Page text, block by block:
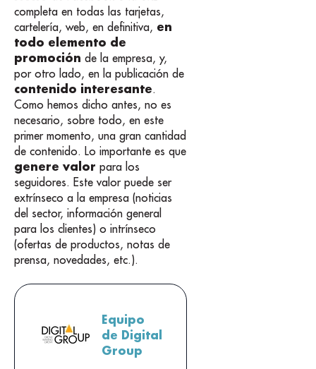
completa en todas las tarjetas,
cartelería, web, en definitiva, en
todo elemento de
promoción de la empresa, y,
por otro lado, en la publicación de
contenido interesante.
Como hemos dicho antes, no es
necesario, sobre todo, en este
primer momento, una gran cantidad
de contenido. Lo importante es que
genere valor para los
seguidores. Este valor puede ser
extrínseco a la empresa (noticias
del sector, información general
para los clientes) o intrínseco
(ofertas de productos, notas de
prensa, novedades, etc.).
Equipo
de Digital
Group